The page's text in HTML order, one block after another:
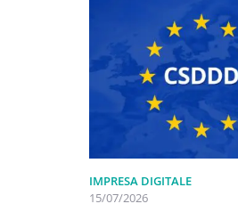
IMPRESA DIGITALE
15/07/2026